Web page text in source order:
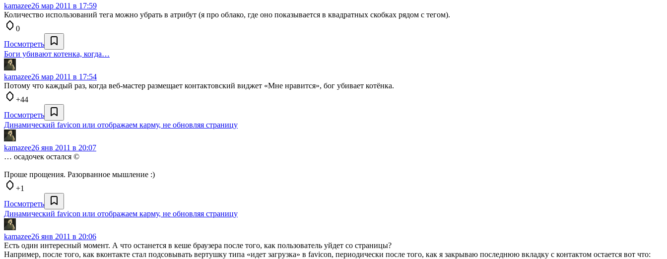
kamazee26 мар 2011 в 17:59
Количество использований тега можно убрать в атрибут (я про облако, где оно показывается в квадратных скобках рядом с тегом).
0
Посмотреть
Боги убивают котенка, когда…
kamazee26 мар 2011 в 17:54
Потому что каждый раз, когда веб-мастер размещает контактовский виджет «Мне нравится», бог убивает котёнка.
+44
Посмотреть
Динамический favicon или отображаем карму, не обновляя страницу
kamazee26 янв 2011 в 20:07
… осадочек остался ©
Проше прощения. Разорванное мышление :)
+1
Посмотреть
Динамический favicon или отображаем карму, не обновляя страницу
kamazee26 янв 2011 в 20:06
Есть один интересный момент. А что останется в кеше браузера после того, как пользователь уйдет со страницы?
Например, после того, как вконтакте стал подсовывать вертушку типа «идет загрузка» в favicon, периодически после того, как я закрываю последнюю вкладку с контактом остается вот что: